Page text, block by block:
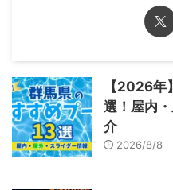
【2026年
選！屋内
介
2026/8/8